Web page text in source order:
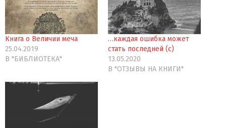
Книга о Величии меча
25.04.2019
В "БИБЛИОТЕКА"
…каждая ошибка может
стать последней (с)
13.05.2020
В "ОТЗЫВЫ НА КНИГИ"